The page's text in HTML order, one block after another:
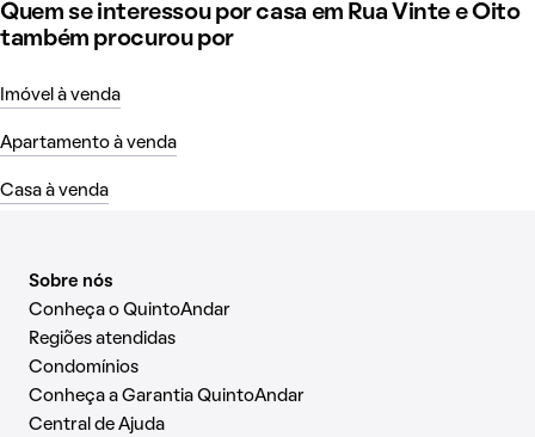
Quem se interessou por casa em Rua Vinte e Oito
também procurou por
Imóvel à venda
Apartamento à venda
Casa à venda
Sobre nós
Conheça o QuintoAndar
Regiões atendidas
Condomínios
Conheça a Garantia QuintoAndar
Central de Ajuda